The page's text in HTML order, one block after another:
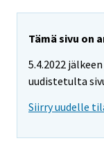
Tämä sivu on
5.4.2022
uudistetulta
Siirry uudelle